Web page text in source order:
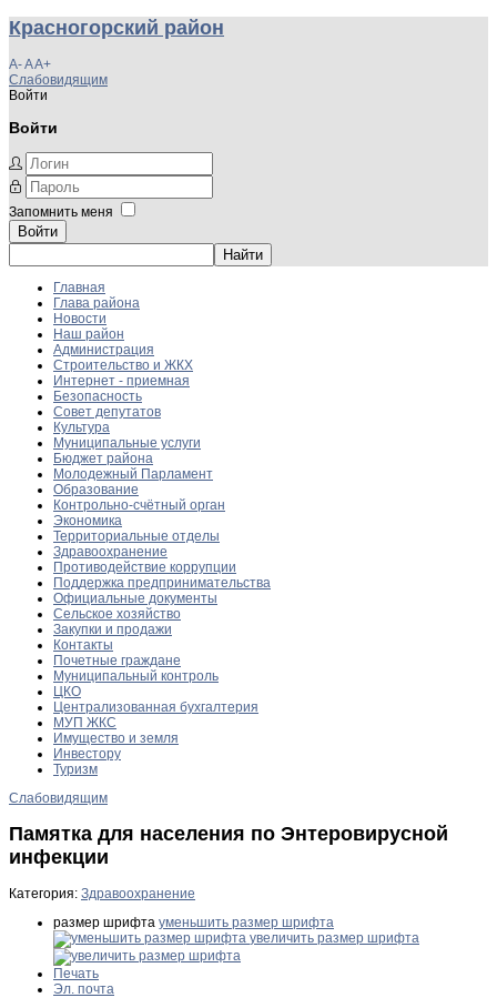
Красногорский район
A-AA+
Слабовидящим
Войти
Войти
Запомнить меня
Войти
Главная
Глава района
Новости
Наш район
Администрация
Строительство и ЖКХ
Интернет - приемная
Безопасность
Совет депутатов
Культура
Муниципальные услуги
Бюджет района
Молодежный Парламент
Образование
Контрольно-счётный орган
Экономика
Территориальные отделы
Здравоохранение
Противодействие коррупции
Поддержка предпринимательства
Официальные документы
Сельское хозяйство
Закупки и продажи
Контакты
Почетные граждане
Муниципальный контроль
ЦКО
Централизованная бухгалтерия
МУП ЖКС
Имущество и земля
Инвестору
Туризм
Слабовидящим
Памятка для населения по Энтеровирусной
инфекции
Категория: Здравоохранение
размер шрифта уменьшить размер шрифта
увеличить размер шрифта
Печать
Эл. почта